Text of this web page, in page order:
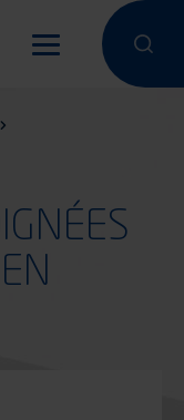
Effectuer